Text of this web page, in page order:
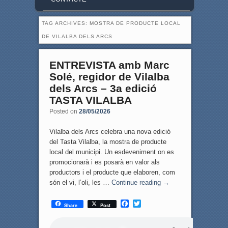
TAG ARCHIVES: MOSTRA DE PRODUCTE LOCAL
DE VILALBA DELS ARCS
ENTREVISTA amb Marc
Solé, regidor de Vilalba
dels Arcs – 3a edició
TASTA VILALBA
Posted on 28/05/2026
Vilalba dels Arcs celebra una nova edició
del Tasta Vilalba, la mostra de producte
local del municipi. Un esdeveniment on es
promocionarà i es posarà en valor als
productors i el producte que elaboren, com
són el vi, l’oli, les … Continue reading →
Share Post
F
T